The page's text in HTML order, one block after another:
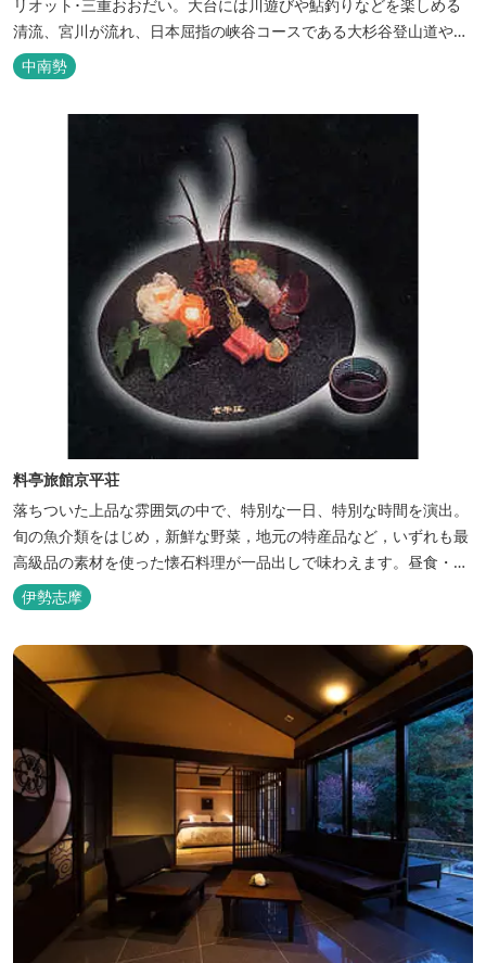
リオット･三重おおだい。大台には川遊びや鮎釣りなどを楽しめる
清流、宮川が流れ、日本屈指の峡谷コースである大杉谷登山道や、
登山初心者から楽しめる総門山など、表情豊かな山々が連なりま
す。 日本の滝百選に選ばれている七ッ釜滝など、大自然が作り出す
四季折々の景観は実に壮大です。身も心もリフレッシュする旅の拠
点として、当ホテルは快適さを追...
中南勢
料亭旅館京平荘
落ちついた上品な雰囲気の中で、特別な一日、特別な時間を演出。
旬の魚介類をはじめ，新鮮な野菜，地元の特産品など，いずれも最
高級品の素材を使った懐石料理が一品出しで味わえます。昼食・夕
食・宿泊ができます。
伊勢志摩